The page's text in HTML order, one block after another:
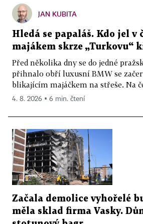
JAN KUBITA
Hledá se papaláš. Kdo jel v
majákem skrze „Turkovu“
Před několika dny se do jedné
přihnalo obří luxusní BMW se
blikajícím majáčkem na střeše. Na
4. 8. 2026 ▪ 6 min. čtení
Začala demolice vyhořelé
měla sklad firma Vasky.